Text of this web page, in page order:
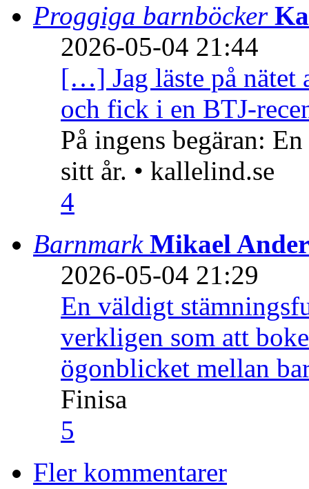
Proggiga barnböcker
2026-05-04 21:44
[…] Jag läste på nätet
och fick i en BTJ-
På ingens begäran:
sitt år. • kallelind.se
4
Barnmark Mikael
2026-05-04 21:29
En väldigt
verkligen som att
ögonblicket mellan
Finisa
5
Fler kommentarer